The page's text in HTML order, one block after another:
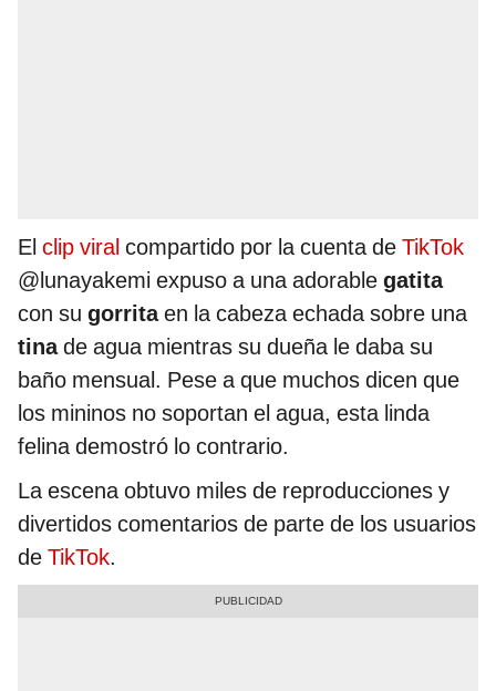
El clip viral compartido por la cuenta de TikTok
@lunayakemi expuso a una adorable gatita
con su gorritaen la cabeza echada sobre una
tinade agua mientras su dueña le daba su
baño mensual. Pese a que muchos dicen que
los mininos no soportan el agua, esta linda
felina demostró lo contrario.
La escena obtuvo miles de reproducciones y
divertidos comentarios de parte de los usuarios
de TikTok.